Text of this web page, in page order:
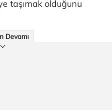
taşımak olduğunu
Devamı